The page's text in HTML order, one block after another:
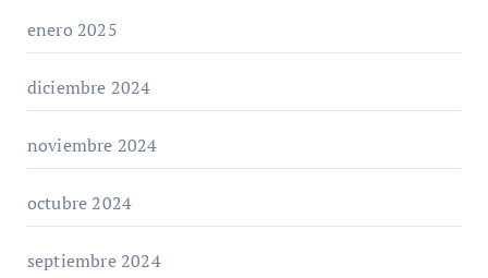
enero 2025
diciembre 2024
noviembre 2024
octubre 2024
septiembre 2024